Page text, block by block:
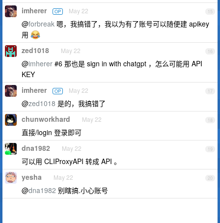
15
imherer OP May 22
@forbreak 嗯，我搞错了，我以为有了账号可以随便建 apikey
用
16
zed1018 May 22
@imherer #6 那也是 sign in with chatgpt ，怎么可能用 API
KEY
17
imherer OP May 22
@zed1018 是的，我搞错了
18
chunworkhard May 22
直接/login 登录即可
19
dna1982 May 22
可以用 CLIProxyAPI 转成 API 。
20
yesha May 22
@dna1982 别瞎搞.小心账号